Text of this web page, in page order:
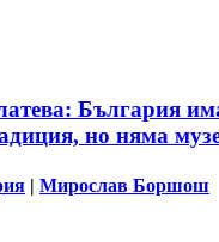
България
но няма
| Мирослав Боршош